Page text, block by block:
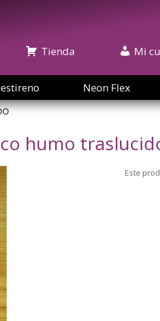
Tienda Mi
Neon Flex
humo
Este